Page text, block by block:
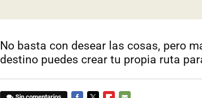
No basta con desear las cosas, pero
destino puedes crear tu propia ruta